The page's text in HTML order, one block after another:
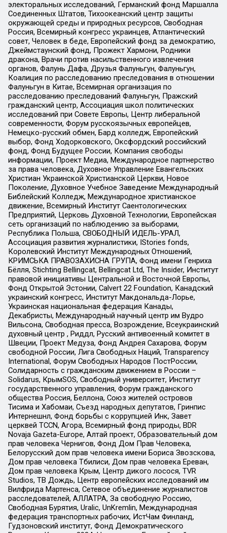
электоральных исследований, Германский фонд Маршалла
Соединенных Штатов, Тихоокеанский центр защиты
окружающей среды и природных ресурсов, Свободная
Россия, Всемирный конгресс украинцев, Атлантический
совет, Человек в беде, Европейский фонд за демократию,
Джеймстаунский фонд, Прожект Хармони, Родники
дракона, Врачи против насильственного извлечения
органов, Фалунь Дафа, Друзья Фалуньгун, Фалуньгун,
Коалиция по расследованию преследования в отношении
Фалуньгун в Китае, Всемирная организация по
расследованию преследований Фалуньгун, Пражский
гражданский центр, Ассоциация школ политических
исследований при Совете Европы, Центр либеральной
современности, Форум русскоязычных европейцев,
Немецко-русский обмен, Бард колледж, Европейский
выбор, Фонд Ходорковского, Оксфордский российский
фонд, Фонд Будущее России, Компания свободы
информации, Проект Медиа, Международное партнерство
за права человека, Духовное Управление Евангельских
Христиан Украинской Христианской Церкви, Новое
Поколение, Духовное Учебное Заведение Международный
Библейский Колледж, Международное христианское
движение, Всемирный Институт Саентологических
Предприятий, Церковь Духовной Технологии, Европейская
сеть организаций по наблюдению за выборами,
Республика Польша, СВОБОДНЫЙ ИДЕЛЬ-УРАЛ,
Ассоциация развития журналистики, IStories fonds,
Королевский Институт Международных Отношений,
КРИМСЬКА ПРАВОЗАХИСНА ГРУПА, Фонд имени Генриха
Бёлля, Stichting Bellingcat, Bellingcat Ltd, The Insider, Институт
правовой инициативы Центральной и Восточной Европы,
Фонд Открытой Эстонии, Calvert 22 Foundation, Канадский
украинский конгресс, Институт Макдональда-Лорье,
Украинская национальная федерация Канады,
Декабристы, Международный научный центр им Вудро
Вильсона, Свободная пресса, Возрождение, Всеукраинский
духовный центр , Риддл, Русский антивоенный комитет в
Швеции, Проект Медуза, Фонд Андрея Сахарова, Форум
свободной России, Лига Свободных Наций, Transparеncy
International, Форум Свободных Народов ПостРоссии,
Солидарность с гражданским движением в России –
Solidarus, КрымSOS, Свободный университет, Институт
государственного управления, Форум гражданского
общества Россия, Беллона, Союз жителей островов
Тисима и Хабомаи, Съезд народных депутатов, Гринпис
Интернешнл, Фонд борьбы с коррупцией Инк, Завет
церквей TCCN, Агора, Всемирный фонд природы, BDR
Novaja Gazeta-Europe, Алтай проект, Образовательный дом
прав человека Чернигов, Фонд Дом Прав Человека,
Белорусский дом прав человека имени Бориса Звозскова,
Дом прав человека Тбилиси, Дом прав человека Ереван,
Дом прав человека Крым, Центр дикого лосося, TVR
Studios, ТВ Дождь, Центр европейских исследований им
Вилфрида Мартенса, Сетевое объединение журналистов
расследователей, АЛЛАТРА, За свободную Россию,
Свободная Бурятия, Uralic, UnKremlin, Международная
федерация транспортных рабочих, ИстЧам Финланд,
Гудзоновский институт, Фонд Демократического